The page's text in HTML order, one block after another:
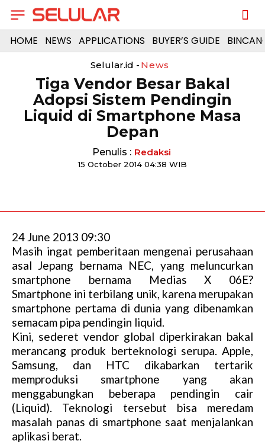
HOME NEWS APPLICATIONS BUYER’S GUIDE
Selular.id - News
Tiga Vendor Besar Bakal
Adopsi Sistem Pendingin
Liquid di Smartphone Masa
Depan
Penulis : Redaksi
15 October 2014 04:38 WIB
24 June 2013 09:30
Masih ingat pemberitaan mengenai perusahaan
asal Jepang bernama NEC, yang meluncurkan
smartphone bernama Medias X 06E?
Smartphone ini terbilang unik, karena merupakan
smartphone pertama di dunia yang dibenamkan
semacam pipa pendingin liquid.
Kini, sederet vendor global diperkirakan bakal
merancang produk berteknologi serupa. Apple,
Samsung, dan HTC dikabarkan tertarik
memproduksi smartphone yang akan
menggabungkan beberapa pendingin cair
(Liquid). Teknologi tersebut bisa meredam
masalah panas di smartphone saat menjalankan
aplikasi berat.